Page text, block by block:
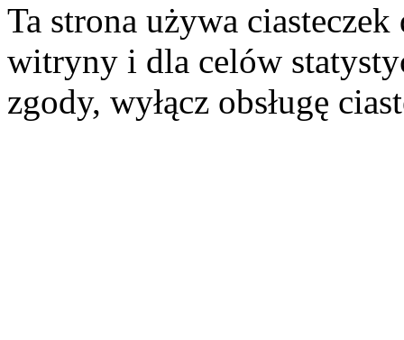
Ta strona używa
witryny i dla celów
zgody, wyłącz obsługę